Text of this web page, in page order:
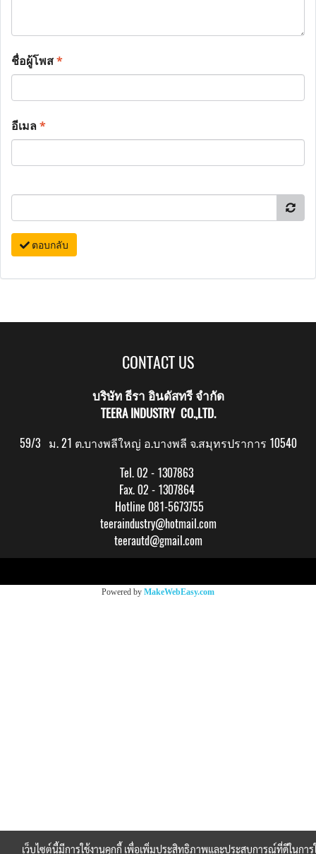
ชื่อผู้โพส*
อีเมล*
ตอบกลับ
CONTACT US
บริษัท ธีรา อินดัสทรี จำกัด
TEERA INDUSTRY CO.,LTD.
59/3 ม. 21 ต.บางพลีใหญ่ อ.บางพลี จ.สมุทรปราการ 10540
Tel. 02 - 1307863
Fax. 02 - 1307864
Hotline 081-5673755
teeraindustry@hotmail.com
teerautd@gmail.com
Powered by MakeWebEasy.com
เว็บไซต์นี้มีการใช้งานคุกกี้ เพื่อเพิ่มประสิทธิภาพและประสบการณ์ที่ดีในการ